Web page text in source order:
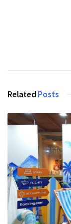
Related Posts